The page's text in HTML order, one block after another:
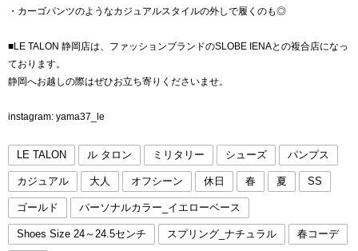
・カーゴパンツのようなカジュアルスタイルの外しで履くのも◎
■LE TALON 静岡店は、ファッションブランドのSLOBE IENAとの複合店になっ
ております。
静岡へお越しの際はぜひお立ち寄りくださいませ。
instagram: yama37_le
LE TALON ル タロン ミリタリー シューズ パンプス
カジュアル 大人 オフシーン 休日 春 夏 SS
ゴールド パーソナルカラー_イエローベース
Shoes Size 24～24.5センチ スプリング_ナチュラル 春コーデ